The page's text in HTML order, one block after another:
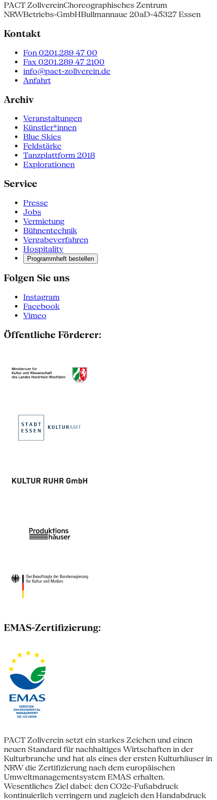
PACT ZollvereinChoreographisches Zentrum
NRWBetriebs-GmbHBullmannaue 20aD-45327 Essen
Kontakt
Fon 0201.289 47 00
Fax 0201.289 47 2100
info@pact-zollverein.de
Anfahrt
Archiv
Veranstaltungen
Künstler*innen
Blue Skies
Feldstärke
Tanzplattform 2018
Explorationen
Service
Presse
Jobs
Vermietung
Bühnentechnik
Vergabeverfahren
Hospitality
Programmheft bestellen
Folgen Sie uns
Instagram
Facebook
Vimeo
Öffentliche Förderer:
EMAS-Zertifizierung:
PACT Zollverein setzt ein starkes Zeichen und einen
neuen Standard für nachhaltiges Wirtschaften in der
Kulturbranche und hat als eines der ersten Kulturhäuser in
NRW die Zertifizierung nach dem europäischen
Umweltmanagementsystem EMAS erhalten.
Wesentliches Ziel dabei: den CO2e-Fußabdruck
kontinuierlich verringern und zugleich den Handabdruck